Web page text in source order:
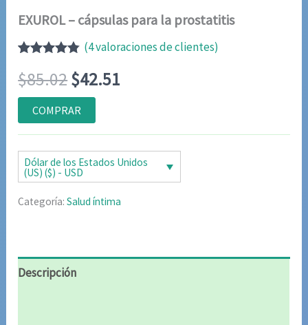
EXUROL – cápsulas para la prostatitis
con4.75de
5 en base
a
valoraciones
de clientes
(4valoraciones de clientes)
$85.02El
precio
original
era:
$85.02.
$42.51
actual
es:
$42.51.
COMPRAR
Dólar de los Estados Unidos
(US) ($) - USD
Categoría:Salud íntima
Descripción